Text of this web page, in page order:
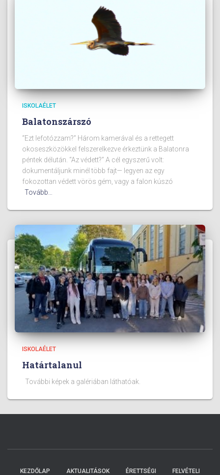
ISKOLAÉLET
Balatonszárszó
“Ezt lefotózzam?” Három kamerával és a rettegett
okoseszközökkel felszerelkezve érkeztünk a Balatonra
péntek délután. “Az védett?” A cél egyszerű volt:
dokumentáljunk minél több fajt— legyen az egy
fokozottan védett vörös gém, vagy a falon kúszó
Tovább…
ISKOLAÉLET
Határtalanul
További képek a galériában láthatóak.
KEZDŐLAP AKTUALITÁSOK ÉRETTSÉGI FELVÉTELI